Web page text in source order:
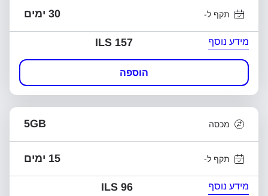
תקף ל- 30 ימים
מידע נוסף ILS 157
הוספה
מכסה 5GB
תקף ל- 15 ימים
מידע נוסף ILS 96